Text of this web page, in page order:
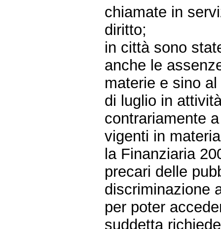
chiamate in
diritto;
in città sono
anche le
materie e sino
di luglio in
contrariamente
vigenti in
la Finanziaria
precari delle
discriminazione
per poter
suddetta